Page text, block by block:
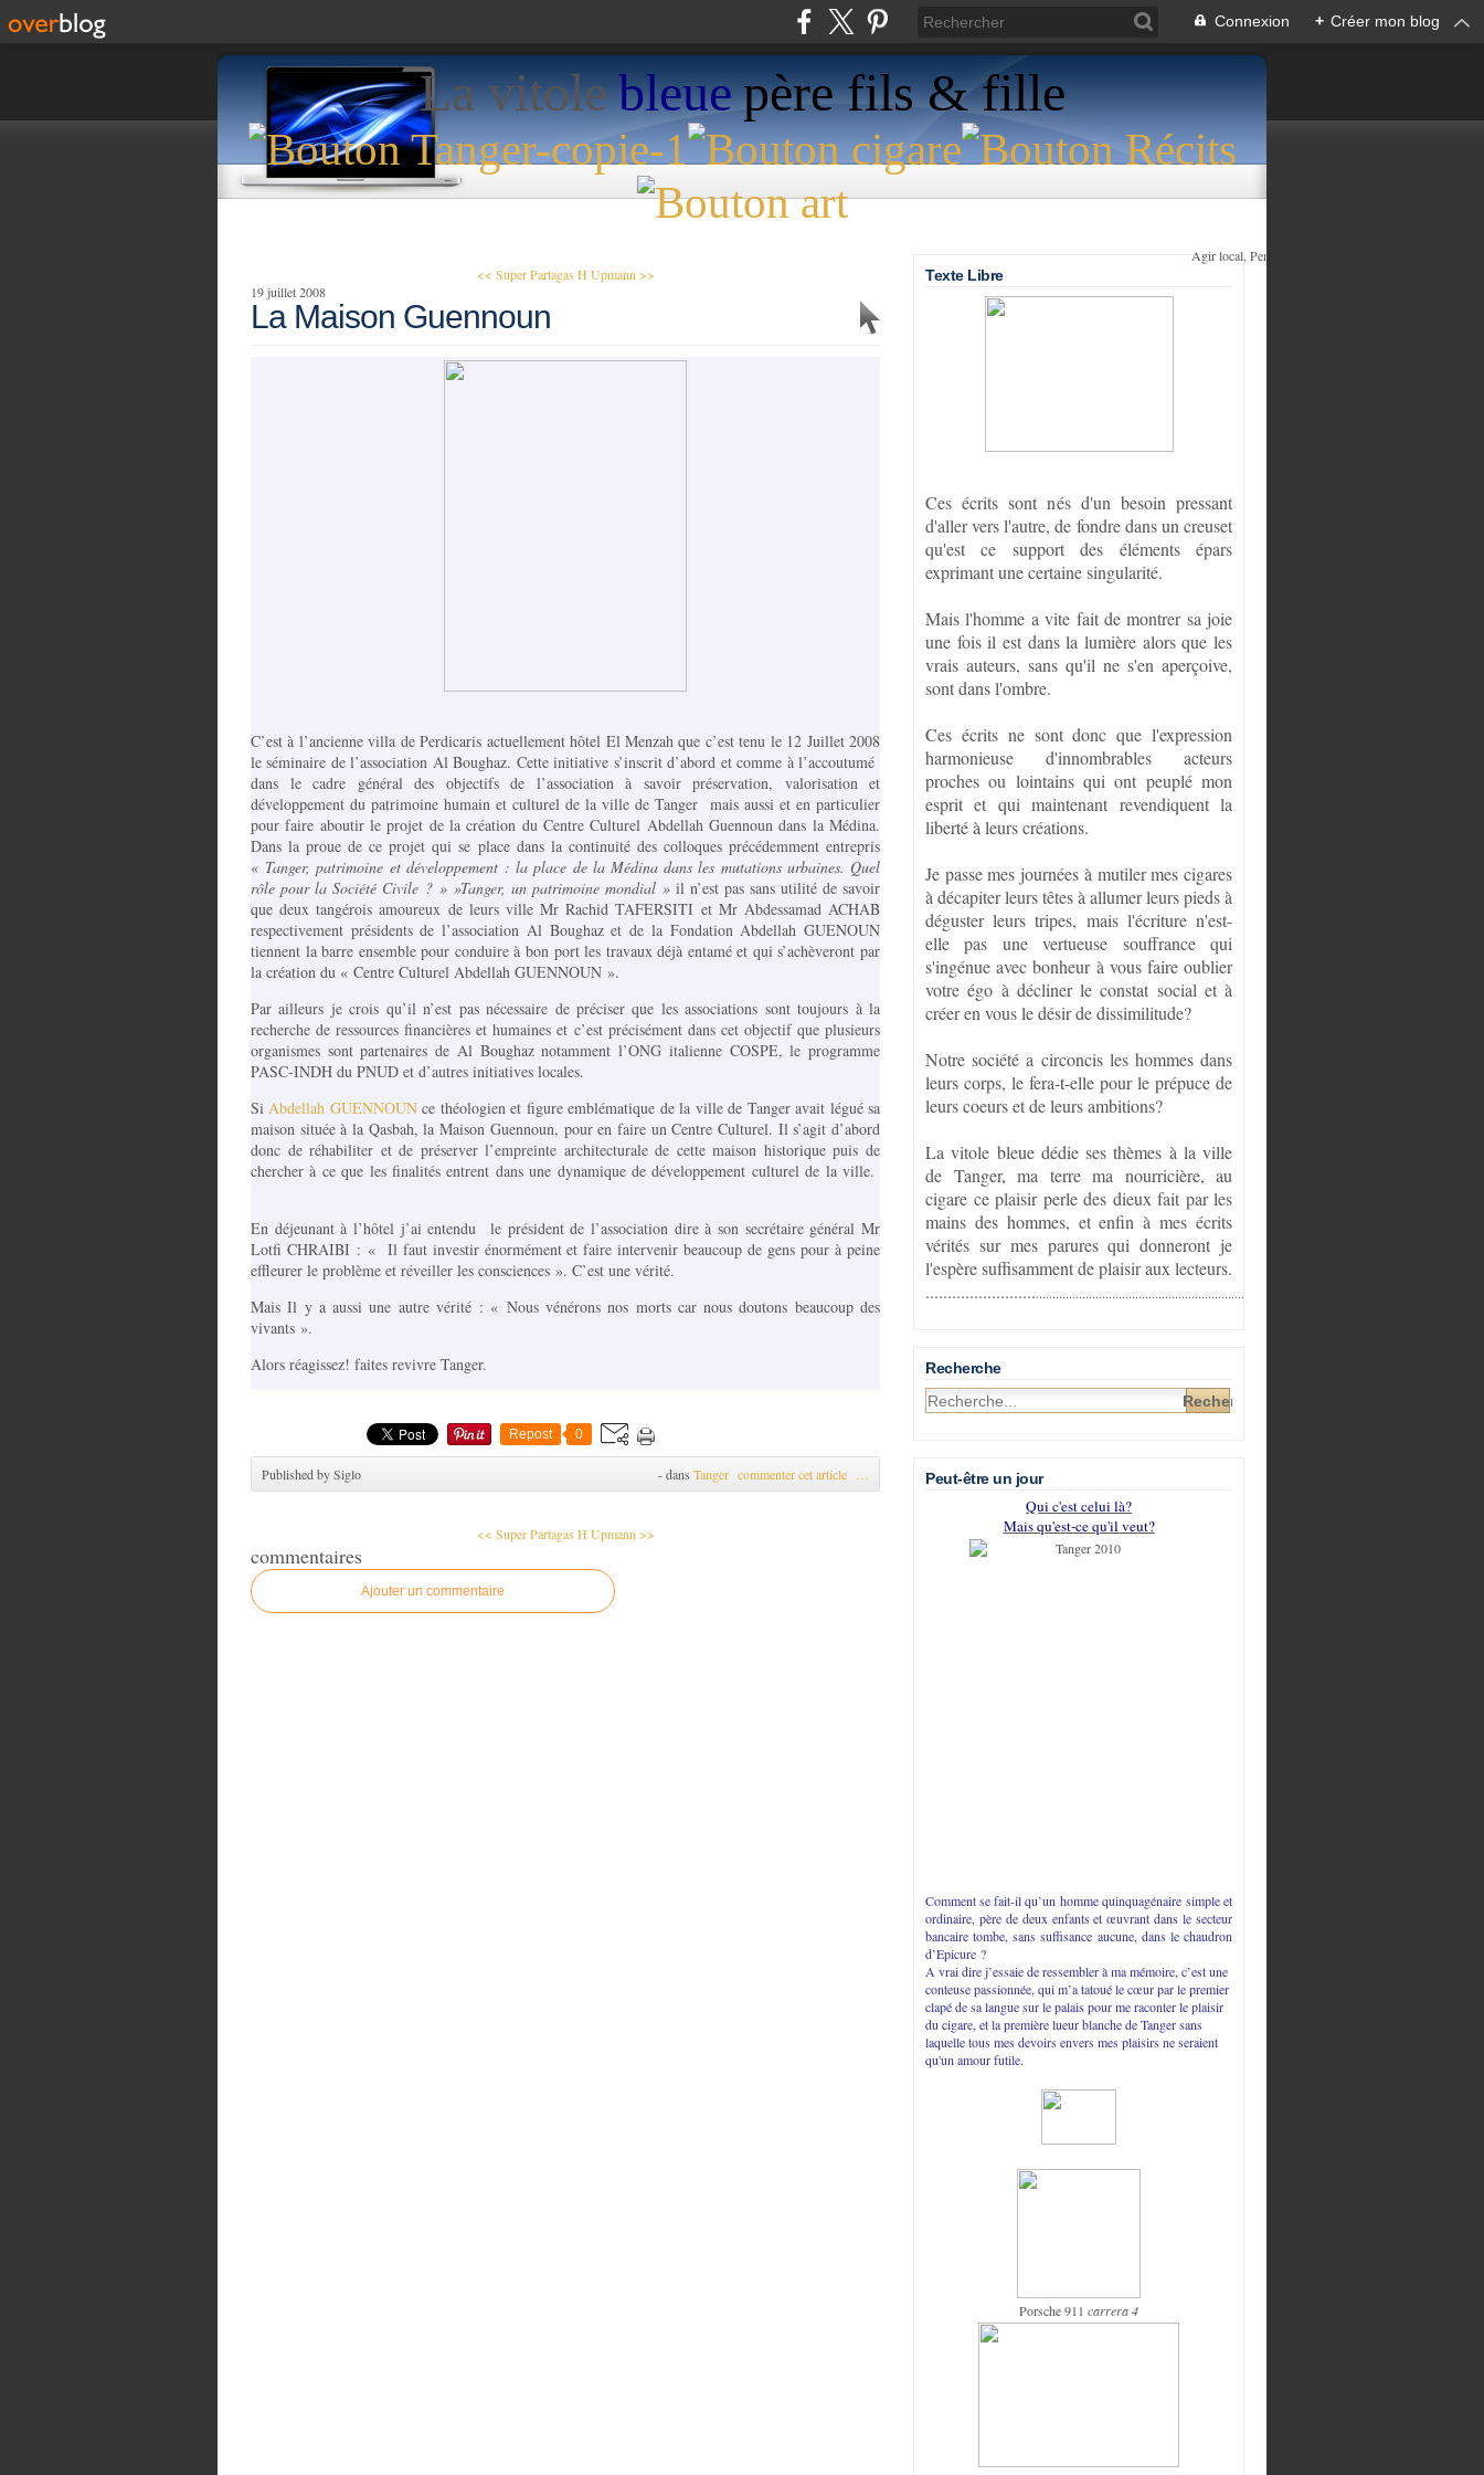
Connexion + Créer mon blog
La vitolebleuepère fils & fille
Agir local, Penser global
<< Super Partagas H Upmann >>
19 juillet 2008
La Maison Guennoun
C’est à l’ancienne villa de Perdicaris actuellement hôtel El Menzah que c’est tenu le 12 Juillet 2008
le séminaire de l’association Al Boughaz. Cette initiative s’inscrit d’abord et comme à l’accoutumé
dans le cadre général des objectifs de l’association à savoir préservation, valorisation et
développement du patrimoine humain et culturel de la ville de Tanger mais aussi et en particulier
pour faire aboutir le projet de la création du Centre Culturel Abdellah Guennoun dans la Médina.
Dans la proue de ce projet qui se place dans la continuité des colloques précédemment entrepris
« Tanger, patrimoine et développement : la place de la Médina dans les mutations urbaines. Quel
rôle pour la Société Civile ? » »Tanger, un patrimoine mondial » il n’est pas sans utilité de savoir
que deux tangérois amoureux de leurs ville Mr Rachid TAFERSITI et Mr Abdessamad ACHAB
respectivement présidents de l’association Al Boughaz et de la Fondation Abdellah GUENOUN
tiennent la barre ensemble pour conduire à bon port les travaux déjà entamé et qui s’achèveront par
la création du « Centre Culturel Abdellah GUENNOUN ».
Par ailleurs je crois qu’il n’est pas nécessaire de préciser que les associations sont toujours à la
recherche de ressources financières et humaines et c’est précisément dans cet objectif que plusieurs
organismes sont partenaires de Al Boughaz notamment l’ONG italienne COSPE, le programme
PASC-INDH du PNUD et d’autres initiatives locales.
SiAbdellah GUENNOUNce théologien et figure emblématique de la ville de Tanger avait légué sa
maison située à la Qasbah, la Maison Guennoun, pour en faire un Centre Culturel. Il s’agit d’abord
donc de réhabiliter et de préserver l’empreinte architecturale de cette maison historique puis de
chercher à ce que les finalités entrent dans une dynamique de développement culturel de la ville.
En déjeunant à l’hôtel j’ai entendu
le président de l’association dire à son secrétaire général Mr
Lotfi CHRAIBI : « Il faut investir énormément et faire intervenir beaucoup de gens pour à peine
effleurer le problème et réveiller les consciences ». C’est une vérité.
Mais Il y a aussi une autre vérité : « Nous vénérons nos morts car nous doutons beaucoup des
vivants ».
Alors réagissez! faites revivre Tanger.
Repost 0
Published by Siglo -dans Tanger commenter cet article …
<< Super Partagas H Upmann >>
commentaires
Ajouter un commentaire
Texte Libre
Ces écrits sont nés d'un besoin pressant
d'aller vers l'autre, de fondre dans un creuset
qu'est ce support des éléments épars
exprimant une certaine singularité.
Mais l'homme a vite fait de montrer sa joie
une fois il est dans la lumière alors que les
vrais auteurs, sans qu'il ne s'en aperçoive,
sont dans l'ombre.
Ces écrits ne sont donc que l'expression
harmonieuse d'innombrables acteurs
proches ou lointains qui ont peuplé mon
esprit et qui maintenant revendiquent la
liberté à leurs créations.
Je passe mes journées à mutiler mes cigares
à décapiter leurs têtes à allumer leurs pieds à
déguster leurs tripes, mais l'écriture n'est-
elle pas une vertueuse souffrance qui
s'ingénue avec bonheur à vous faire oublier
votre égo à décliner le constat social et à
créer en vous le désir de dissimilitude?
Notre société a circoncis les hommes dans
leurs corps, le fera-t-elle pour le prépuce de
leurs coeurs et de leurs ambitions?
La vitole bleue dédie ses thèmes à la ville
de Tanger, ma terre ma nourricière, au
cigare ce plaisir perle des dieux fait par les
mains des hommes, et enfin à mes écrits
vérités sur mes parures qui donneront je
l'espère suffisamment de plaisir aux lecteurs.
.....................................................................................................................
Recherche
Peut-être un jour
Qui c'est celui là?
Mais qu'est-ce qu'il veut?
Comment se fait-il qu’un homme quinquagénaire simple et
ordinaire, père de deux enfants et œuvrant dans le secteur
bancaire tombe, sans suffisance aucune, dans le chaudron
d’Epicure ?
A vrai dire j’essaie de ressembler à ma mémoire, c’est une
conteuse passionnée, qui m’a tatoué le cœur par le premier
clapé de sa langue sur le palais pour me raconter le plaisir
du cigare, et la première lueur blanche de Tanger sans
laquelle tous mes devoirs envers mes plaisirs ne seraient
qu'un amour futile.
Porsche 911 carrera 4